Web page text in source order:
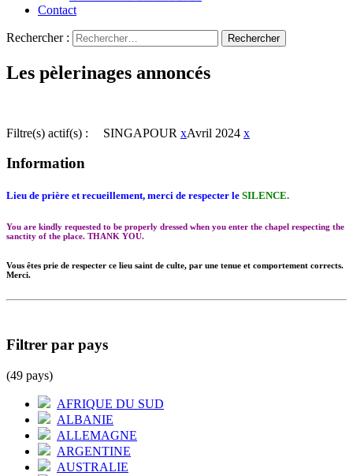
Contact
Rechercher :
Les pèlerinages annoncés
Filtre(s) actif(s) : SINGAPOUR xAvril 2024 x
Information
Lieu de prière et recueillement, merci de respecter le SILENCE.
You are kindly requested to be properly dressed when you enter the chapel respecting the
sanctity of the place. THANK YOU.
Vous êtes prie de respecter ce lieu saint de culte, par une tenue et comportement corrects.
Merci.
Filtrer par pays
(49 pays)
AFRIQUE DU SUD
ALBANIE
ALLEMAGNE
ARGENTINE
AUSTRALIE